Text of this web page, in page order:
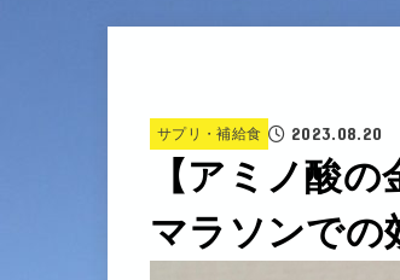
サプリ・補給食 2023.08.20
【アミノ酸
マラソンでの